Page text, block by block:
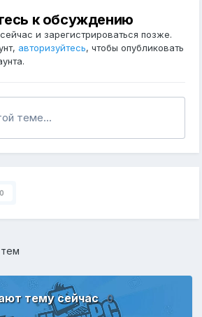
к обсуждению
и зарегистрироваться позже.
авторизуйтесь, чтобы опубликовать
теме...
0
тему сейчас0